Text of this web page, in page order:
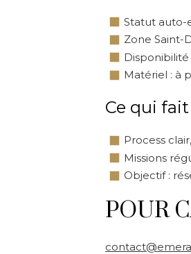
Statut auto-
Zone Saint-
Matériel : à
Ce qui
Process
Missions
Objectif :
POUR